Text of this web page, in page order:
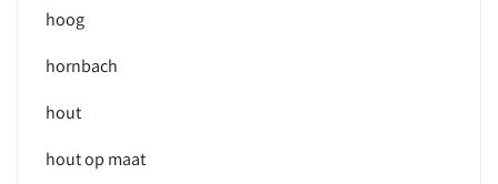
hoog
hornbach
hout
hout op maat